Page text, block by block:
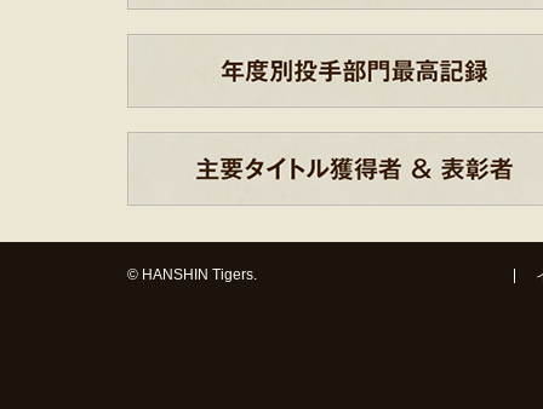
© HANSHIN Tigers.